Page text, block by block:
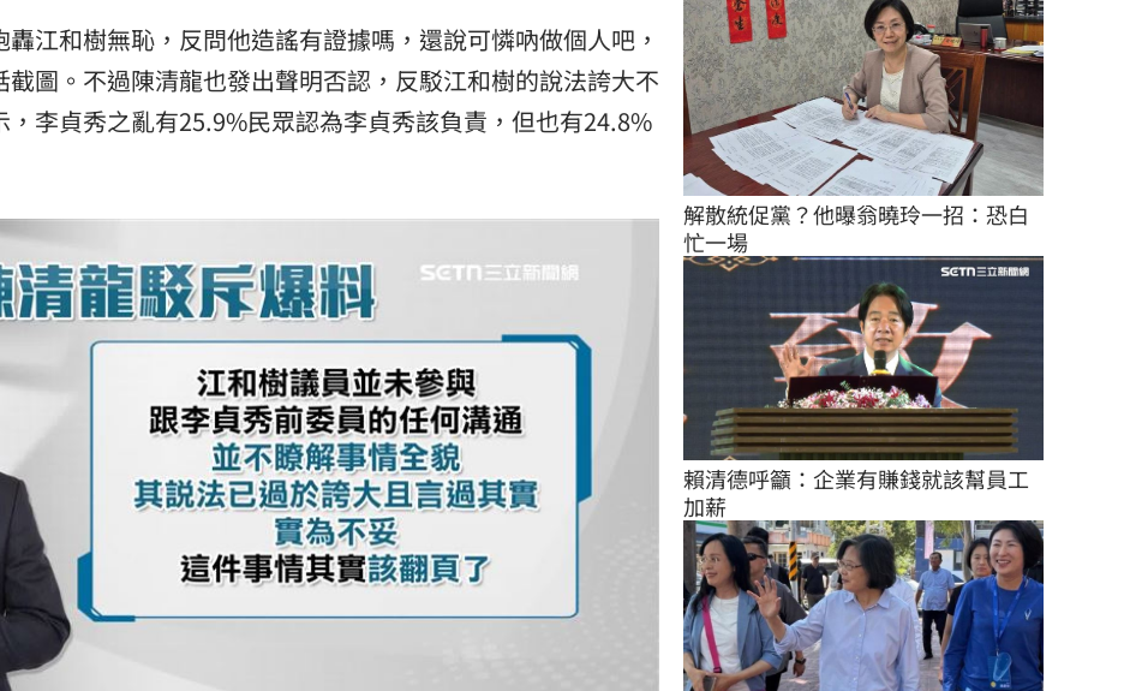
江和樹無恥，反問他造謠有證據嗎，還說可憐吶做個人吧，
圖。不過陳清龍也發出聲明否認，反駁江和樹的說法誇大不
李貞秀之亂有25.9%民眾認為李貞秀該負責，但也有24.8%
解散統促黨？他曝翁曉玲一招：恐白
忙一場
賴清德呼籲：企業有賺錢就該幫員工
加薪